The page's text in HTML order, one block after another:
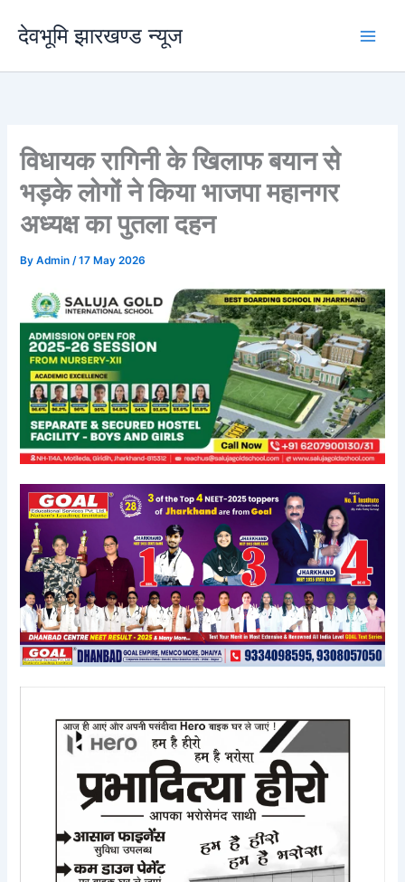
content
देवभूमि झारखण्ड न्यूज
विधायक रागिनी के खिलाफ बयान से
भड़के लोगों ने किया भाजपा महानगर
अध्यक्ष का पुतला दहन
ByAdmin/17 May 2026